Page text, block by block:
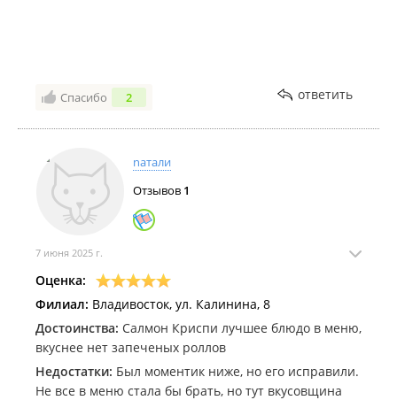
Спасибо 2 ответить
nатали
Отзывов 1
7 июня 2025 г.
Оценка:
Филиал: Владивосток, ул. Калинина, 8
Достоинства: Салмон Криспи лучшее блюдо в меню,
вкуснее нет запеченых роллов
Недостатки: Был моментик ниже, но его исправили.
Не все в меню стала бы брать, но тут вкусовщина